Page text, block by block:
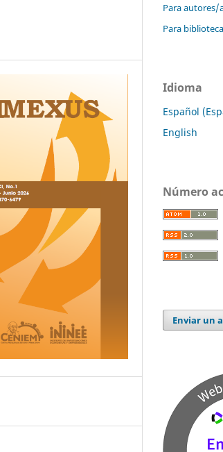
Para autores/
Para
Idioma
Español
English
Número
Enviar un